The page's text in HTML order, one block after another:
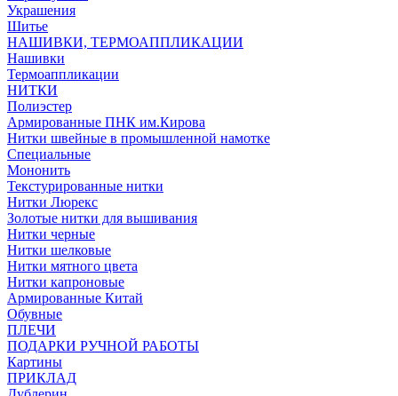
Украшения
Шитье
НАШИВКИ, ТЕРМОАППЛИКАЦИИ
Нашивки
Термоаппликации
НИТКИ
Полиэстер
Армированные ПНК им.Кирова
Нитки швейные в промышленной намотке
Специальные
Мононить
Текстурированные нитки
Нитки Люрекс
Золотые нитки для вышивания
Нитки черные
Нитки шелковые
Нитки мятного цвета
Нитки капроновые
Армированные Китай
Обувные
ПЛЕЧИ
ПОДАРКИ РУЧНОЙ РАБОТЫ
Картины
ПРИКЛАД